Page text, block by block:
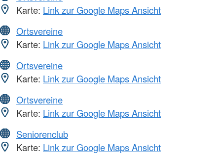
Karte: Link zur Google Maps Ansicht
Ortsvereine
Karte: Link zur Google Maps Ansicht
Ortsvereine
Karte: Link zur Google Maps Ansicht
Ortsvereine
Karte: Link zur Google Maps Ansicht
Seniorenclub
Karte: Link zur Google Maps Ansicht